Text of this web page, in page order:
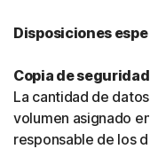
Disposiciones
Copia de seguridad
La cantidad de
volumen asignado
responsable de los